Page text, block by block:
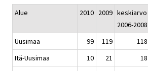
Alue 2010 2009 keskiarvo
2006-2008
Uusimaa
99 119
118
Itä-Uusimaa
10 21
18